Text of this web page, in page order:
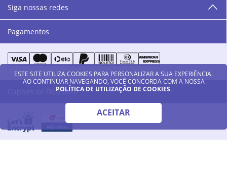
ESTE SITE UTILIZA COOKIES PARA PERSONALIZAR A SUA EXPERIÊNCIA.
AO CONTINUAR NAVEGANDO, VOCÊ CONCORDA COM A NOSSA
POLÍTICA DE UTILIZAÇÃO DE COOKIES.
ACEITAR
Siga nossas redes
Pagamentos
Cupons de Desconto